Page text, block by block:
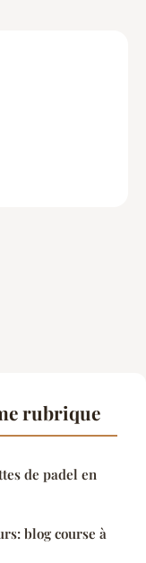
rubrique
de padel en
blog course à